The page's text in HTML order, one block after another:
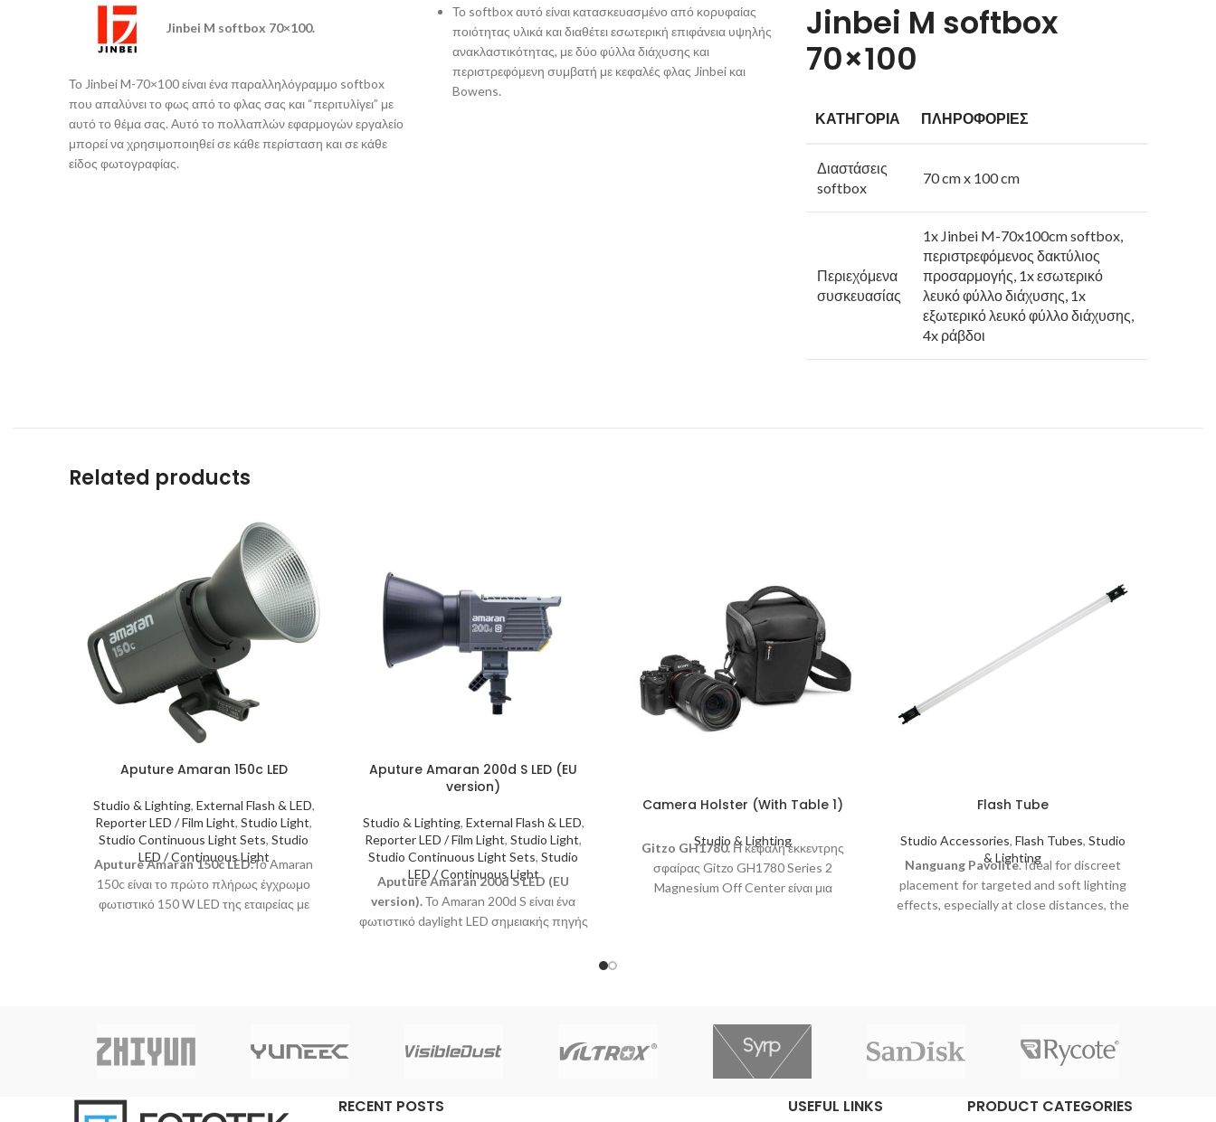
Jinbei M softbox 70×100.
Το Jinbei M-70×100 είναι ένα παραλληλόγραμμο softbox
που απαλύνει το φως από το φλας σας και “περιτυλίγει” με
αυτό το θέμα σας. Αυτό το πολλαπλών εφαρμογών εργαλείο
μπορεί να χρησιμοποιηθεί σε κάθε περίσταση και σε κάθε
είδος φωτογραφίας.
Το softbox αυτό είναι κατασκευασμένο από κορυφαίας
ποιότητας υλικά και διαθέτει εσωτερική επιφάνεια υψηλής
ανακλαστικότητας, με δύο φύλλα διάχυσης και
περιστρεφόμενη συμβατή με κεφαλές φλας Jinbei και
Bowens.
Jinbei M softbox
70×100
ΚΑΤΗΓΟΡΙΑ ΠΛΗΡΟΦΟΡΙΕΣ
Διαστάσεις
softbox
70 cm x 100 cm
Περιεχόμενα
συσκευασίας
1x Jinbei M-70x100cm softbox,
περιστρεφόμενος δακτύλιος
προσαρμογής, 1x εσωτερικό
λευκό φύλλο διάχυσης, 1x
εξωτερικό λευκό φύλλο διάχυσης,
4x ράβδοι
Related products
Aputure Amaran 150c LED
Studio & Lighting, External Flash & LED,
Reporter LED / Film Light, Studio Light,
Studio Continuous Light Sets, Studio
LED / Continuous Light
Aputure Amaran 150c LED.Το Amaran
150c είναι το πρώτο πλήρως έγχρωμο
φωτιστικό 150 W LED της εταιρείας με
Aputure Amaran 200d S LED (EU
version)
Studio & Lighting, External Flash & LED,
Reporter LED / Film Light, Studio Light,
Studio Continuous Light Sets, Studio
LED / Continuous Light
Aputure Amaran 200d S LED (EU
version).Το Amaran 200d S είναι ένα
φωτιστικό daylight LED σημειακής πηγής
Camera Holster (With Table 1)
Studio & Lighting
Gitzo GH1780. Η κεφαλή έκκεντρης
σφαίρας Gitzo GH1780 Series 2
Magnesium Off Center είναι μια
Flash Tube
Studio Accessories, Flash Tubes, Studio
& Lighting
Nanguang Pavolite. Ideal for discreet
placement for targeted and soft lighting
effects, especially at close distances, the
RECENT POSTS USEFUL LINKS PRODUCT CATEGORIES